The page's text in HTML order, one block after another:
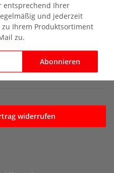
entsprechend Ihrer
und jederzeit
Ihrem Produktsortiment
zu.
Abonnieren
widerrufen